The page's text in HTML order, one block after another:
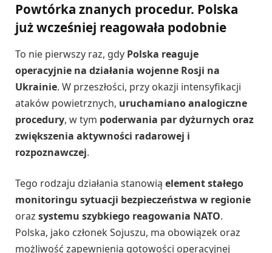
Powtórka znanych procedur. Polska
już wcześniej reagowała podobnie
To nie pierwszy raz, gdy Polska reaguje
operacyjnie na działania wojenne Rosji na
Ukrainie. W przeszłości, przy okazji intensyfikacji
ataków powietrznych, uruchamiano analogiczne
procedury, w tym poderwania par dyżurnych oraz
zwiększenia aktywności radarowej i
rozpoznawczej.
Tego rodzaju działania stanowią element stałego
monitoringu sytuacji bezpieczeństwa w regionie
oraz systemu szybkiego reagowania NATO.
Polska, jako członek Sojuszu, ma obowiązek oraz
możliwość zapewnienia gotowości operacyjnej